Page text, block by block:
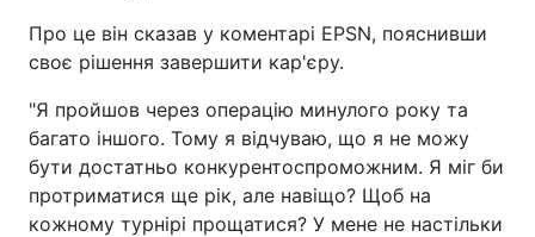
Про це він сказав у коментарі EPSN, пояснивши
своє рішення завершити кар'єру.
"Я пройшов через операцію минулого року та
багато іншого. Тому я відчуваю, що я не можу
бути достатньо конкурентоспроможним. Я міг би
протриматися ще рік, але навіщо? Щоб на
кожному турнірі прощатися? У мене не настільки